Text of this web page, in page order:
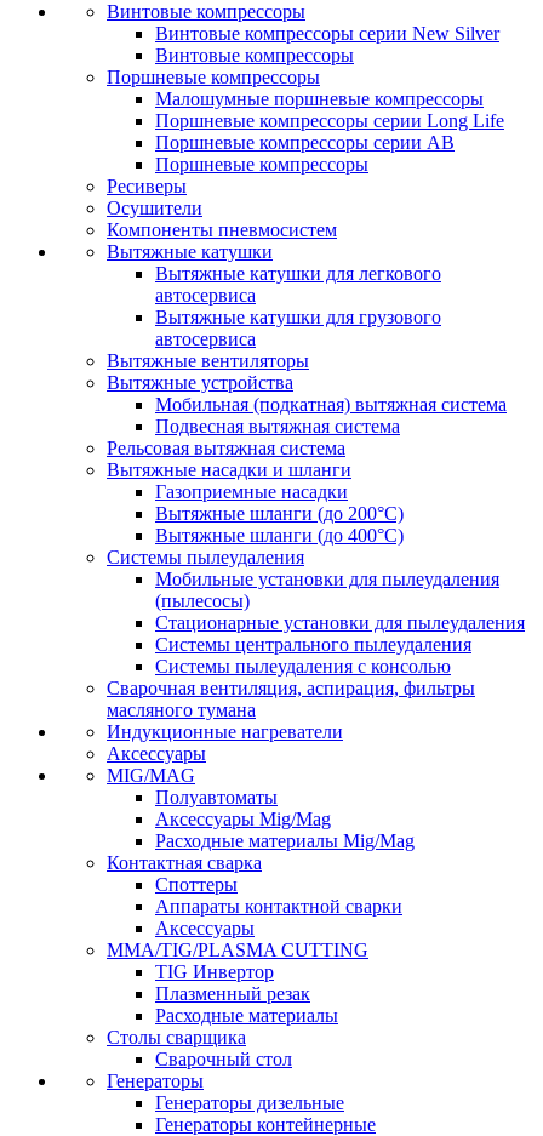
Винтовые компрессоры
Винтовые компрессоры серии New Silver
Винтовые компрессоры
Поршневые компрессоры
Малошумные поршневые компрессоры
Поршневые компрессоры серии Long Life
Поршневые компрессоры серии AB
Поршневые компрессоры
Ресиверы
Осушители
Компоненты пневмосистем
Вытяжные катушки
Вытяжные катушки для легкового
автосервиса
Вытяжные катушки для грузового
автосервиса
Вытяжные вентиляторы
Вытяжные устройства
Мобильная (подкатная) вытяжная система
Подвесная вытяжная система
Рельсовая вытяжная система
Вытяжные насадки и шланги
Газоприемные насадки
Вытяжные шланги (до 200°C)
Вытяжные шланги (до 400°C)
Системы пылеудаления
Мобильные установки для пылеудаления
(пылесосы)
Стационарные установки для пылеудаления
Системы центрального пылеудаления
Системы пылеудаления с консолью
Сварочная вентиляция, аспирация, фильтры
масляного тумана
Индукционные нагреватели
Аксессуары
MIG/MAG
Полуавтоматы
Аксессуары Mig/Mag
Расходные материалы Mig/Mag
Контактная сварка
Споттеры
Аппараты контактной сварки
Аксессуары
MMA/TIG/PLASMA CUTTING
TIG Инвертор
Плазменный резак
Расходные материалы
Столы сварщика
Сварочный стол
Генераторы
Генераторы дизельные
Генераторы контейнерные